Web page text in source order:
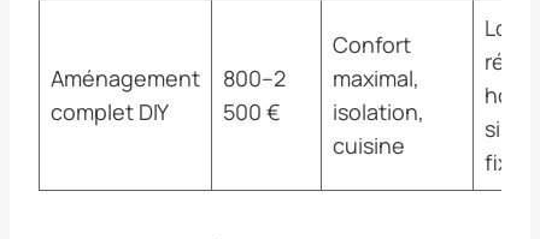
Aménagement
complet DIY
800–2
500 €
Confort
maximal,
isolation,
cuisine
Long
si
fixes